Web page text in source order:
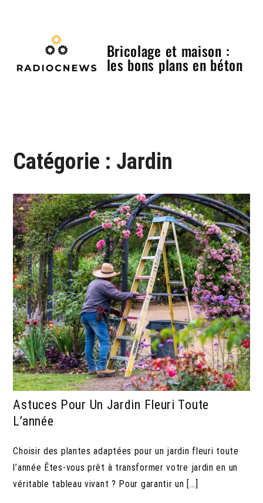
Bricolage et maison :
les bons plans en béton
Catégorie : Jardin
Astuces Pour Un Jardin Fleuri Toute
L’année
Choisir des plantes adaptées pour un jardin fleuri toute
l’année Êtes-vous prêt à transformer votre jardin en un
véritable tableau vivant ? Pour garantir un […]